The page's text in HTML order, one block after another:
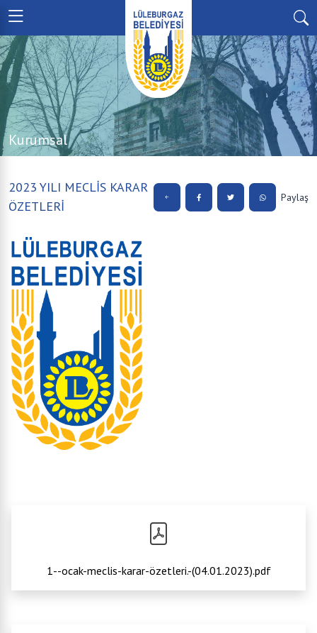
Kurumsal
2023 YILI MECLİS KARAR
ÖZETLERİ
Paylaş
1--ocak-meclis-karar-özetleri.-(04.01.2023).pdf